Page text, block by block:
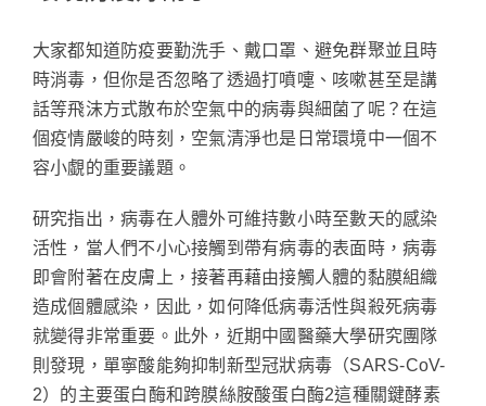
大家都知道防疫要勤洗手、戴口罩、避免群聚並且時
時消毒，但你是否忽略了透過打噴嚏、咳嗽甚至是講
話等飛沫方式散布於空氣中的病毒與細菌了呢？在這
個疫情嚴峻的時刻，空氣清淨也是日常環境中一個不
容小覷的重要議題。
研究指出，病毒在人體外可維持數小時至數天的感染
活性，當人們不小心接觸到帶有病毒的表面時，病毒
即會附著在皮膚上，接著再藉由接觸人體的黏膜組織
造成個體感染，因此，如何降低病毒活性與殺死病毒
就變得非常重要。此外，近期中國醫藥大學研究團隊
則發現，單寧酸能夠抑制新型冠狀病毒（SARS-CoV-
2）的主要蛋白酶和跨膜絲胺酸蛋白酶2這種關鍵酵素